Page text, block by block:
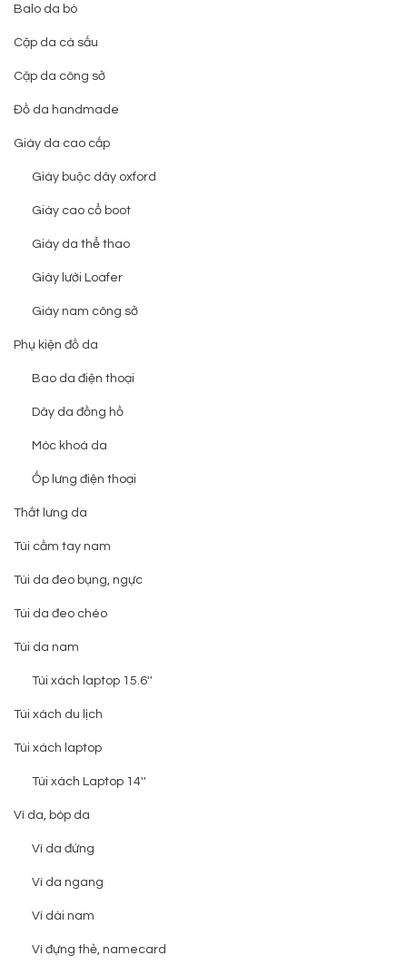
Balo da bò
Cặp da cá sấu
Cặp da công sở
Đồ da handmade
Giày da cao cấp
Giày buộc dây oxford
Giày cao cổ boot
Giày da thể thao
Giày lười Loafer
Giày nam công sở
Phụ kiện đồ da
Bao da điện thoại
Dây da đồng hồ
Móc khoá da
Ốp lưng điện thoại
Thắt lưng da
Túi cầm tay nam
Túi da đeo bụng, ngực
Túi da đeo chéo
Túi da nam
Túi xách laptop 15.6''
Túi xách du lịch
Túi xách laptop
Túi xách Laptop 14''
Ví da, bóp da
Ví da đứng
Ví da ngang
Ví dài nam
Ví đựng thẻ, namecard